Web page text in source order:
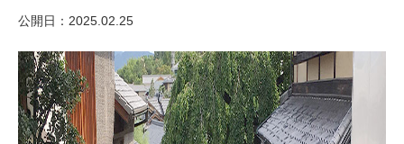
公開日：2025.02.25